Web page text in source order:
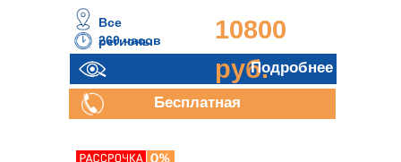
260 часов
10800
руб.
Все
регионы
Подробнее
Бесплатная